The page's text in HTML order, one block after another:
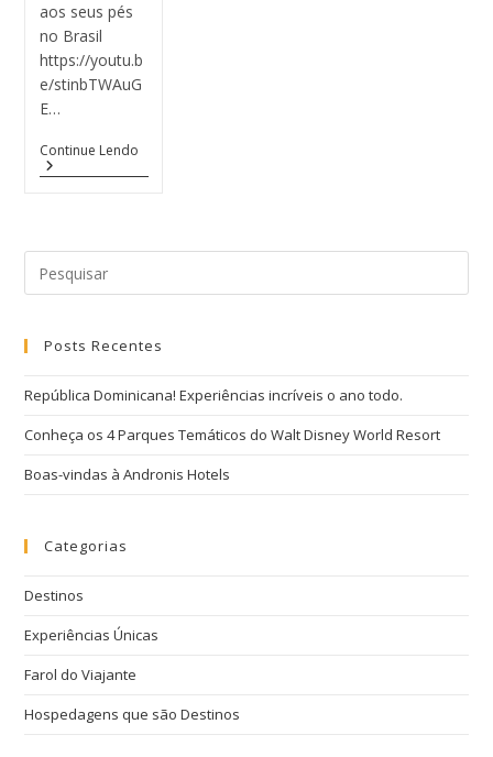
aos seus pés
no Brasil
https://youtu.b
e/stinbTWAuG
E…
Continue Lendo
Posts Recentes
República Dominicana! Experiências incríveis o ano todo.
Conheça os 4 Parques Temáticos do Walt Disney World Resort
Boas-vindas à Andronis Hotels
Categorias
Destinos
Experiências Únicas
Farol do Viajante
Hospedagens que são Destinos